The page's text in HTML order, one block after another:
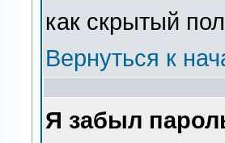
как скрытый
Вернуться к
Я забыл